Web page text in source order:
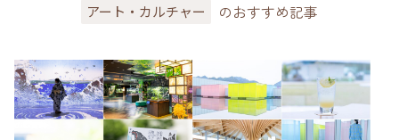
アート・カルチャー のおすすめ記事